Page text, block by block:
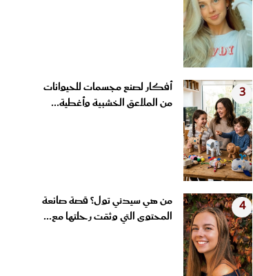
3
أفكار لصنع مجسمات للحيوانات
من الملاعق الخشبية وأغطية...
4
من هي سيدني تول؟ قصة صانعة
المحتوى التي وثقت رحلتها مع...